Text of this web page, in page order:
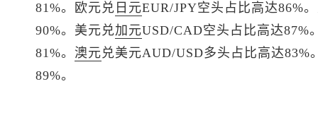
81%。欧元兑 日元EUR/JPY空头占比高达86%。
90%。 美元兑加元USD/CAD空头占比高达87%
81%。 澳元兑美元AUD/USD多头占比高达83%
89%。